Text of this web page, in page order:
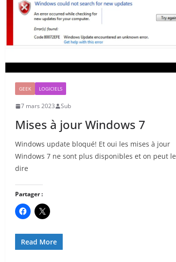
GEEK LOGICIELS
7 mars 2023 Sub
Mises à jour Windows 7
Windows update bloqué! Et oui les mises à jour
Windows 7 ne sont plus disponibles et on peut le
dire
Partager :
Read More